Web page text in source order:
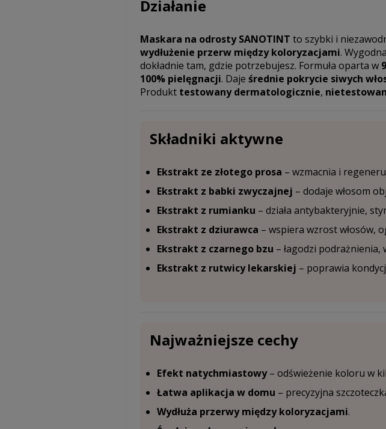
Działanie
Maskara na odrosty SANOTINT to szybki i
wydłużenie przerw między koloryzacjami.
dokładnie tam, gdzie potrzebujesz. Formuła oparta w
100% pielęgnacji. Daje średnie pokrycie siwych
Produkt testowany dermatologicznie,
Składniki aktywne
Ekstrakt ze złotego prosa – wzmacnia i
Ekstrakt z babki zwyczajnej – dodaje włosom
Ekstrakt z rumianku – działa antybakteryjnie,
Ekstrakt z dziurawca – wspiera wzrost włosów,
Ekstrakt z czarnego bzu – łagodzi podrażnienia,
Ekstrakt z rutwicy lekarskiej – poprawia
Najważniejsze cechy
Efekt natychmiastowy– odświeżenie koloru w
Łatwa aplikacja w domu – precyzyjna
Wydłuża przerwy między koloryzacjami.